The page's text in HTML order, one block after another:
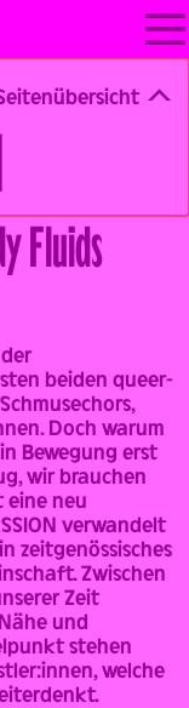
Fluids
beiden queer-
Doch warum
Bewegung erst
wir brauchen
neu
verwandelt
zeitgenössisches
Zwischen
Zeit
und
stehen
welche